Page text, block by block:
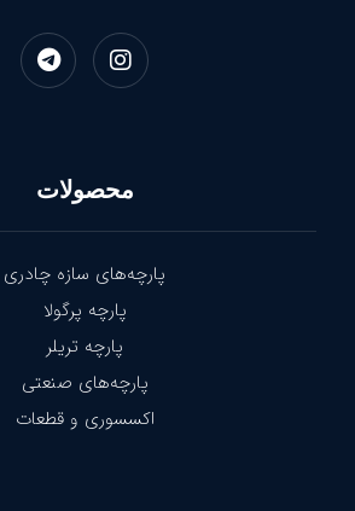
محصولات
پارچه‌های سازه چادری
پارچه پرگولا
پارچه تریلر
پارچه‌های صنعتی
اکسسوری و قطعات